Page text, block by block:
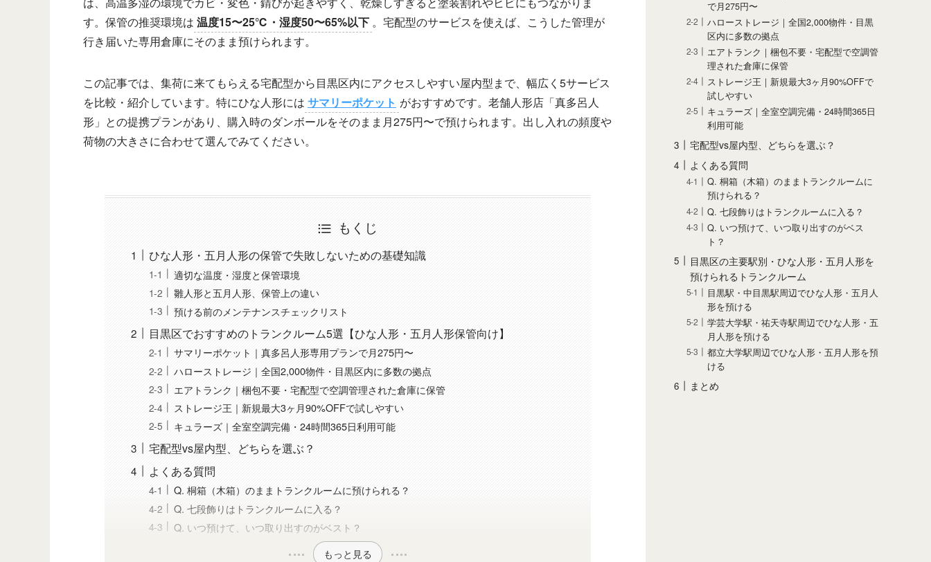
す。保管の推奨環境は 温度15〜25℃・湿度50〜65%以下 。宅配型のサービスを使えば、こうした管理が
行き届いた専用倉庫にそのまま預けられます。
この記事では、集荷に来てもらえる宅配型から目黒区内にアクセスしやすい屋内型まで、幅広く5サービス
を比較・紹介しています。特にひな人形には サマリーポケット がおすすめです。老舗人形店「真多呂人
形」との提携プランがあり、購入時のダンボールをそのまま月275円〜で預けられます。出し入れの頻度や
荷物の大きさに合わせて選んでみてください。
もくじ
ひな人形・五月人形の保管で失敗しないための基礎知識
適切な温度・湿度と保管環境
雛人形と五月人形、保管上の違い
預ける前のメンテナンスチェックリスト
目黒区でおすすめのトランクルーム5選【ひな人形・五月人形保管向け】
サマリーポケット｜真多呂人形専用プランで月275円〜
ハローストレージ｜全国2,000物件・目黒区内に多数の拠点
エアトランク｜梱包不要・宅配型で空調管理された倉庫に保管
ストレージ王｜新規最大3ヶ月90%OFFで試しやすい
キュラーズ｜全室空調完備・24時間365日利用可能
宅配型vs屋内型、どちらを選ぶ？
よくある質問
Q. 桐箱（木箱）のままトランクルームに預けられる？
Q. 七段飾りはトランクルームに入る？
Q. いつ預けて、いつ取り出すのがベスト？
もっと見る
で月275円〜
ハローストレージ｜全国2,000物件・目黒
区内に多数の拠点
エアトランク｜梱包不要・宅配型で空調管
理された倉庫に保管
ストレージ王｜新規最大3ヶ月90%OFFで
試しやすい
キュラーズ｜全室空調完備・24時間365日
利用可能
宅配型vs屋内型、どちらを選ぶ？
よくある質問
Q. 桐箱（木箱）のままトランクルームに
預けられる？
Q. 七段飾りはトランクルームに入る？
Q. いつ預けて、いつ取り出すのがベス
ト？
目黒区の主要駅別・ひな人形・五月人形を
預けられるトランクルーム
目黒駅・中目黒駅周辺でひな人形・五月人
形を預ける
学芸大学駅・祐天寺駅周辺でひな人形・五
月人形を預ける
都立大学駅周辺でひな人形・五月人形を預
ける
まとめ